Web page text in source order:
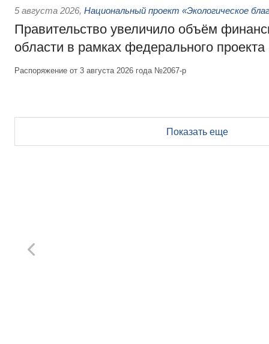
5 августа 2026, Национальный проект «Экологическое
Правительство увеличило объём
области в рамках федерального
Распоряжение от 3 августа 2026 года №2067-р
Показать еще